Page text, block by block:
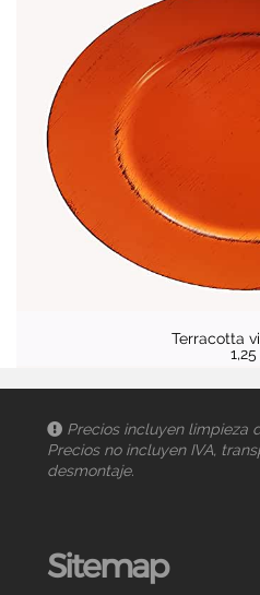
Terracotta
Precios incluyen limpieza
Precios no incluyen IVA,
desmontaje.
Sitemap